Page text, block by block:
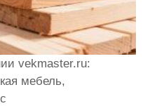
vekmaster.ru:
мебель,